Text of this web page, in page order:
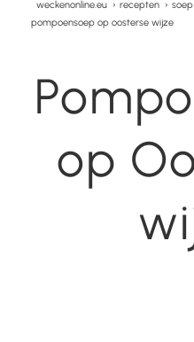
weckenonline.eu › recepten ›
pompoensoep op oosterse wijze
op